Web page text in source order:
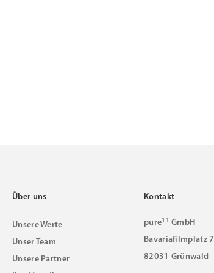
Über uns
Unsere Werte
Unser Team
Unsere Partner
Kontakt
pure11 GmbH
Bavariafilmplatz 7
82031 Grünwald